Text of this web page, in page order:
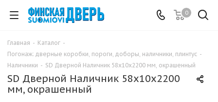
0
Главная - Каталог -
Погонаж: дверные коробки, пороги, доборы, наличники, плинтус -
Наличники - SD Дверной Наличник 58х10х2200 мм, окрашенный
SD Дверной Наличник 58х10х2200
мм, окрашенный